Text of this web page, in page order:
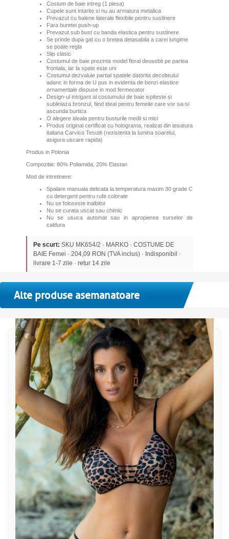
Costum de baie intreg (1 piesa)
Cupele sunt intarite si nu au armatura metalica
Prevazut cu balene laterale flexibile pentru sustinere
Fara buretei push-up
Prevazut sub bust cu banda elastica pentru sustinere
Se prinde dupa gat cu o bretea detasabila a carei lungime
se poate regla
Slip clasic
Costumul de baie prezinta model floral deosebitpe partea
frontala, iar la spate este uni
Costumul dezvaluie partial spatele datorita decolteului
adanc in forma de U pus in evidenta de benzi elastice
ornamentale dispuse in mod fermecator
Design-ul intrigant al costumului de baie ispiteste si
subliniaza bronzul, fiind ideal pentru femeile care vor sa-si
ascunda burtica
O alegere ideala pentru busturile medii si mici
Produs original certificat cu holograma, realizat din tesatura
italiana Carvico Tesutti (rezistenta la lumina soarelui,
asigura uscare rapida)
Produs in Polonia
Compozitie: 80% Poliamida, 20% Elastan
Mod de intretinere:
Spalare manuala delicata la temperatura maxim 30 grade C
cu detergent pentru rufe colorate
Nu se foloseste inalbitor
Nu se curata uscat sau chimic
Nu se usuca automat sau in apropierea surselor de
caldura
Pe scurt: SKU MK654/2 · MARKO · COSTUME DE
BAIE Femei · 204,09 RON (TVA inclus) · Indisponibil ·
livrare 1-7 zile · retur 14 zile
Alte produse asemanatoare